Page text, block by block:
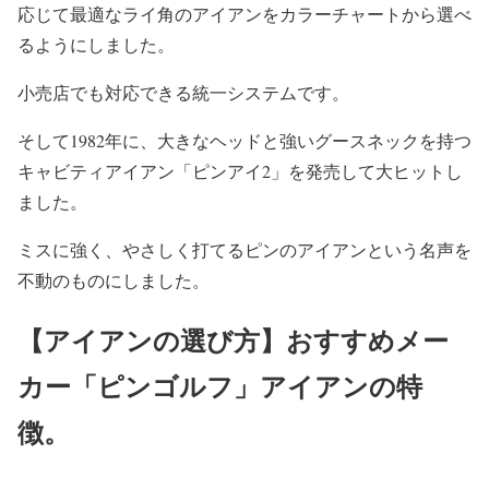
応じて最適なライ角のアイアンをカラーチャートから選べ
るようにしました。
小売店でも対応できる統一システムです。
そして1982年に、大きなヘッドと強いグースネックを持つ
キャビティアイアン 「ピンアイ2」 を発売して大ヒットし
ました。
ミスに強く、やさしく打てるピンのアイアンという名声を
不動のものにしました。
【アイアンの選び方】おすすめメー
カー「ピンゴルフ」アイアンの特
徴。